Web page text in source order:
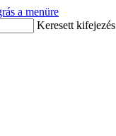
a menüre
Keresett kifejezés